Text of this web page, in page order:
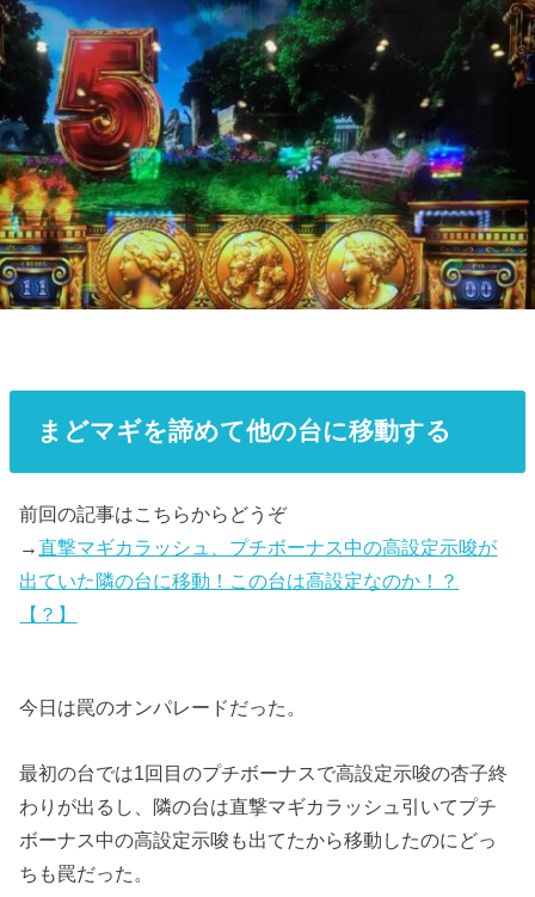
まどマギを諦めて他の台に移動する
前回の記事はこちらからどうぞ
→直撃マギカラッシュ、プチボーナス中の高設定示唆が
出ていた隣の台に移動！この台は高設定なのか！？
【？】
今日は罠のオンパレードだった。
最初の台では1回目のプチボーナスで高設定示唆の杏子終
わりが出るし、隣の台は直撃マギカラッシュ引いてプチ
ボーナス中の高設定示唆も出てたから移動したのにどっ
ちも罠だった。